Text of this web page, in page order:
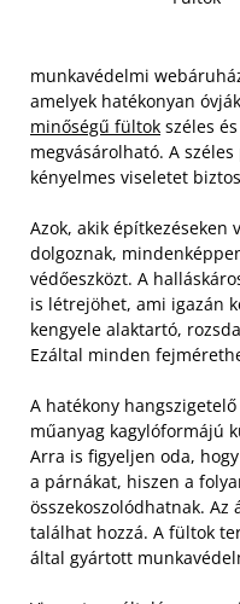
munkavédelmi
amelyek hatékonyan
minőségű fültok széles
megvásárolható. A
kényelmes viseletet
Azok, akik építkezéseken
dolgoznak,
védőeszközt. A
is létrejöhet, ami igazán
kengyele alaktartó,
Ezáltal minden
A hatékony
műanyag kagylóformájú
Arra is figyeljen oda,
a párnákat, hiszen a
összekoszolódhatnak.
találhat hozzá. A fültok
által gyártott